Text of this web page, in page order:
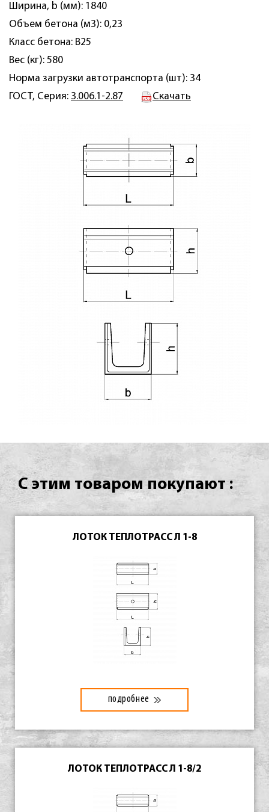
Ширина, b (мм): 1840
Объем бетона (м3): 0,23
Класс бетона: B25
Вес (кг): 580
Норма загрузки автотранспорта (шт): 34
ГОСТ, Серия: 3.006.1-2.87 Скачать
С этим товаром покупают :
ЛОТОК ТЕПЛОТРАСС Л 1-8
подробнее
ЛОТОК ТЕПЛОТРАСС Л 1-8/2